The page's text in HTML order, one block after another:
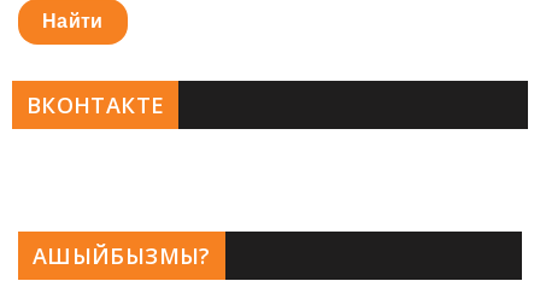
АШЫЙБЫЗМЫ?
Найти
ВКОНТАКТЕ